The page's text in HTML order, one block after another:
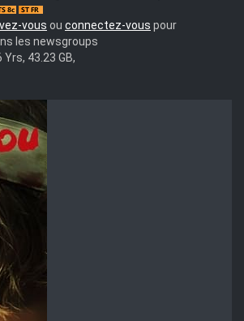
vous ou connectez-vous pour
les newsgroups
Yrs, 43.23 GB,